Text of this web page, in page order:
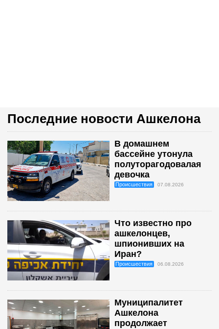
Последние новости Ашкелона
В домашнем
бассейне утонула
полуторагодовалая
девочка
Происшествия 07.08.2026
Что известно про
ашкелонцев,
шпионивших на
Иран?
Происшествия 06.08.2026
Муниципалитет
Ашкелона
продолжает